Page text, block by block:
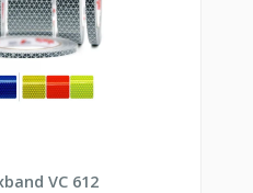
VC 612